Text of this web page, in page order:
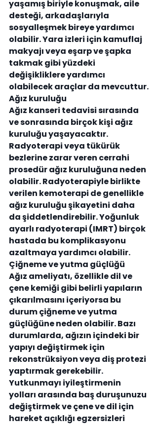
yaşamış biriyle konuşmak, aile
desteği, arkadaşlarıyla
sosyalleşmek bireye yardımcı
olabilir. Yara izleri için kamuflaj
makyajı veya eşarp ve şapka
takmak gibi yüzdeki
değişikliklere yardımcı
olabilecek araçlar da mevcuttur.
Ağız kuruluğu
Ağız kanseri tedavisi sırasında
ve sonrasında birçok kişi ağız
kuruluğu yaşayacaktır.
Radyoterapi veya tükürük
bezlerine zarar veren cerrahi
prosedür ağız kuruluğuna neden
olabilir. Radyoterapiyle birlikte
verilen kemoterapi de genellikle
ağız kuruluğu şikayetini daha
da şiddetlendirebilir. Yoğunluk
ayarlı radyoterapi (IMRT) birçok
hastada bu komplikasyonu
azaltmaya yardımcı olabilir.
Çiğneme ve yutma güçlüğü
Ağız ameliyatı, özellikle dil ve
çene kemiği gibi belirli yapıların
çıkarılmasını içeriyorsa bu
durum çiğneme ve yutma
güçlüğüne neden olabilir. Bazı
durumlarda, ağızın içindeki bir
yapıyı değiştirmek için
rekonstrüksiyon veya diş protezi
yaptırmak gerekebilir.
Yutkunmayı iyileştirmenin
yolları arasında baş duruşunuzu
değiştirmek ve çene ve dil için
hareket açıklığı egzersizleri